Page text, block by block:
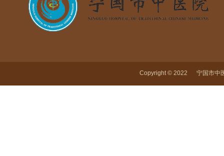
Copyright © 2022 宁国市